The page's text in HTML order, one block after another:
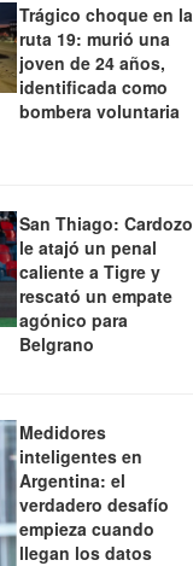
Trágico choque en la
ruta 19: murió una
joven de 24 años,
identificada como
bombera voluntaria
San Thiago: Cardozo
le atajó un penal
caliente a Tigre y
rescató un empate
agónico para
Belgrano
Medidores
inteligentes en
Argentina: el
verdadero desafío
empieza cuando
llegan los datos